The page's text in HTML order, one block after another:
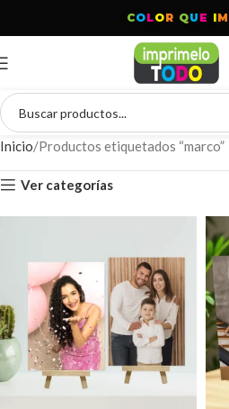
COLOR QU E IM
Inicio Productos etiquetados “marco”
Ver categorías